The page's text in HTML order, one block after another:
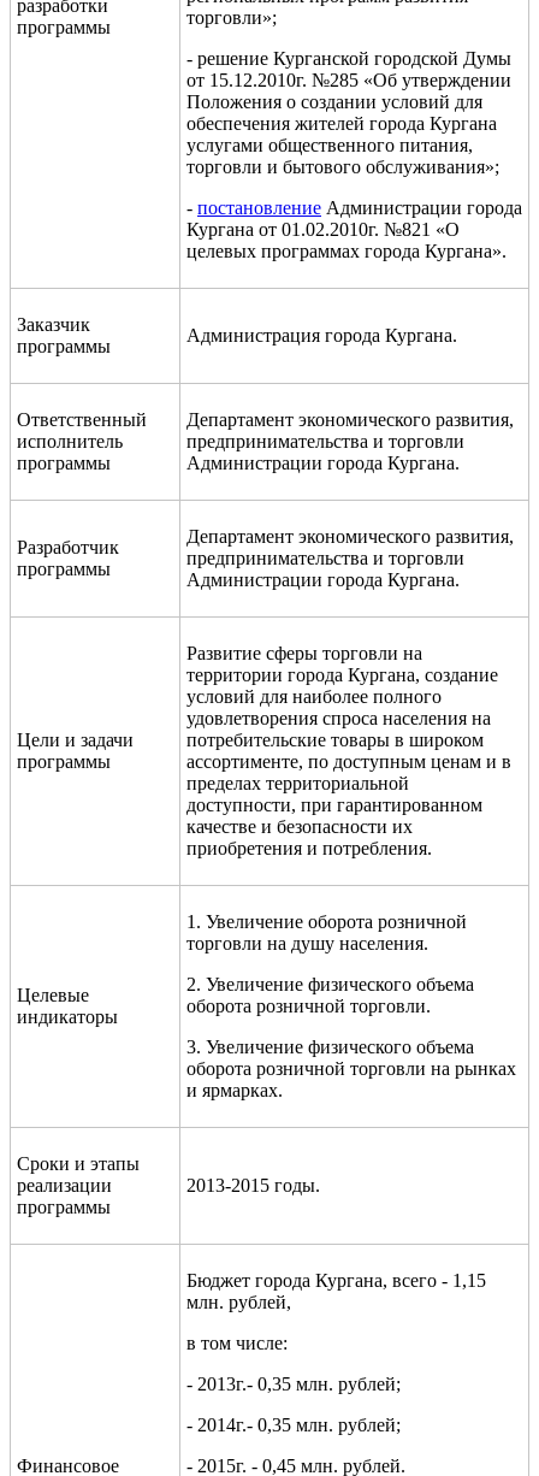
разработки
программы
торговли»;
- решение Курганской городской Думы
от 15.12.2010г. №285 «Об утверждении
Положения о создании условий для
обеспечения жителей города Кургана
услугами общественного питания,
торговли и бытового обслуживания»;
- постановление Администрации города
Кургана от 01.02.2010г. №821 «О
целевых программах города Кургана».
Заказчик
программы
Администрация города Кургана.
Ответственный
исполнитель
программы
Департамент экономического развития,
предпринимательства и торговли
Администрации города Кургана.
Разработчик
программы
Департамент экономического развития,
предпринимательства и торговли
Администрации города Кургана.
Цели и задачи
программы
Развитие сферы торговли на
территории города Кургана, создание
условий для наиболее полного
удовлетворения спроса населения на
потребительские товары в широком
ассортименте, по доступным ценам и в
пределах территориальной
доступности, при гарантированном
качестве и безопасности их
приобретения и потребления.
Целевые
индикаторы
1. Увеличение оборота розничной
торговли на душу населения.
2. Увеличение физического объема
оборота розничной торговли.
3. Увеличение физического объема
оборота розничной торговли на рынках
и ярмарках.
Сроки и этапы
реализации
программы
2013-2015 годы.
Финансовое
Бюджет города Кургана, всего - 1,15
млн. рублей,
в том числе:
- 2013г.- 0,35 млн. рублей;
- 2014г.- 0,35 млн. рублей;
- 2015г. - 0,45 млн. рублей.